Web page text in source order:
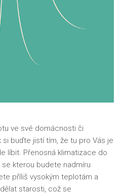
ve své domácnosti či
buďte jistí tím, že tu pro Vás je
líbit. Přenosná klimatizace do
kterou budete nadmíru
příliš vysokým teplotám a
starosti, což se